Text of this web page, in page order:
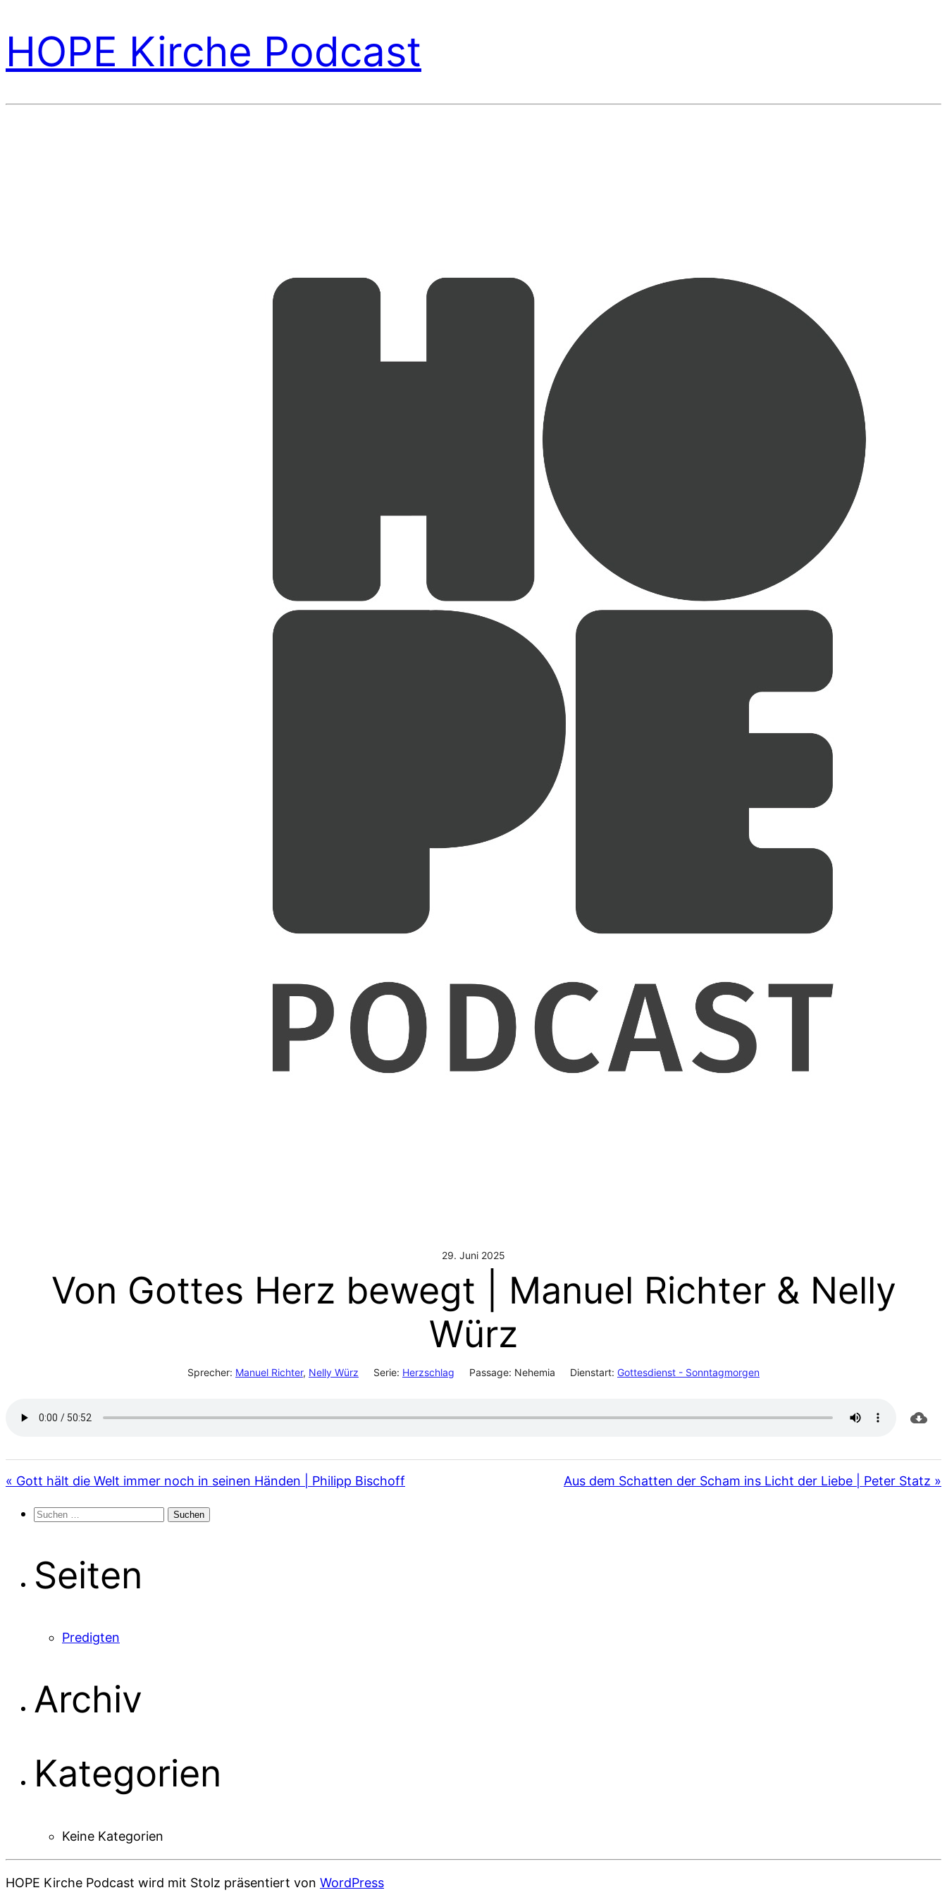
HOPE Kirche Podcast
29. Juni 2025
Von Gottes Herz bewegt | Manuel Richter & Nelly
Würz
Sprecher: Manuel Richter, Nelly Würz Serie: Herzschlag Passage: Nehemia Dienstart: Gottesdienst - Sonntagmorgen
« Gott hält die Welt immer noch in seinen Händen | Philipp Bischoff Aus dem Schatten der Scham ins Licht der Liebe | Peter Statz »
Suchen
Seiten
Predigten
Archiv
Kategorien
Keine Kategorien
HOPE Kirche Podcast wird mit Stolz präsentiert von WordPress